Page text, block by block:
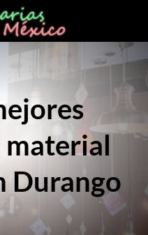
material
Durango